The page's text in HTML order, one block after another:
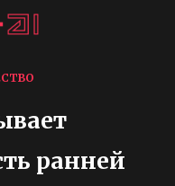
ранней